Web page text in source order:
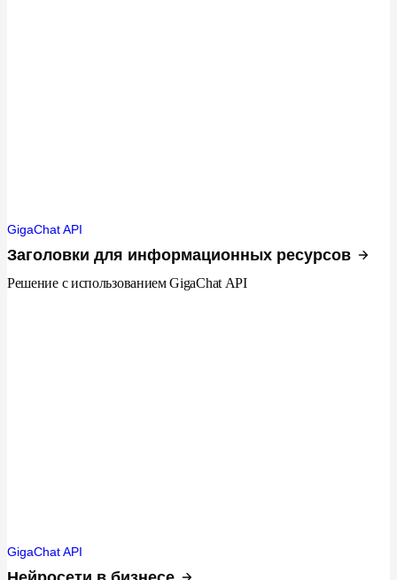
GigaChat API
Заголовки для информационных ресурсов
Решение с использованием GigaChat API
GigaChat API